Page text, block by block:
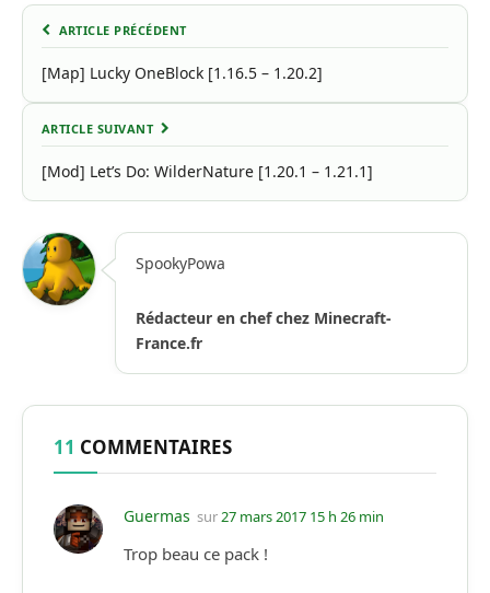
ARTICLE PRÉCÉDENT
[Map] Lucky OneBlock [1.16.5 – 1.20.2]
ARTICLE SUIVANT
[Mod] Let’s Do: WilderNature [1.20.1 – 1.21.1]
SpookyPowa
Rédacteur en chef chez Minecraft-
France.fr
11 COMMENTAIRES
Guermas sur27 mars 2017 15 h 26 min
Trop beau ce pack !